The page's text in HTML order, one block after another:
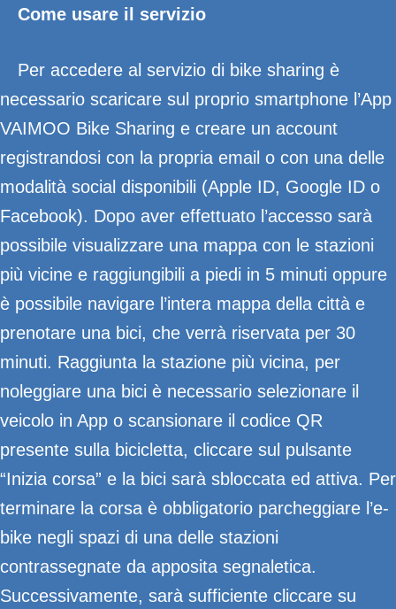
Come usare il servizio
Per accedere al servizio di bike sharing è
necessario scaricare sul proprio smartphone l’App
VAIMOO Bike Sharing e creare un account
registrandosi con la propria email o con una delle
modalità social disponibili (Apple ID, Google ID o
Facebook). Dopo aver effettuato l’accesso sarà
possibile visualizzare una mappa con le stazioni
più vicine e raggiungibili a piedi in 5 minuti oppure
è possibile navigare l’intera mappa della città e
prenotare una bici, che verrà riservata per 30
minuti. Raggiunta la stazione più vicina, per
noleggiare una bici è necessario selezionare il
veicolo in App o scansionare il codice QR
presente sulla bicicletta, cliccare sul pulsante
“Inizia corsa” e la bici sarà sbloccata ed attiva. Per
terminare la corsa è obbligatorio parcheggiare l’e-
bike negli spazi di una delle stazioni
contrassegnate da apposita segnaletica.
Successivamente, sarà sufficiente cliccare su